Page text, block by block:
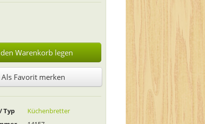
Warenkorb legen
Als Favorit merken
Typ
Küchenbretter